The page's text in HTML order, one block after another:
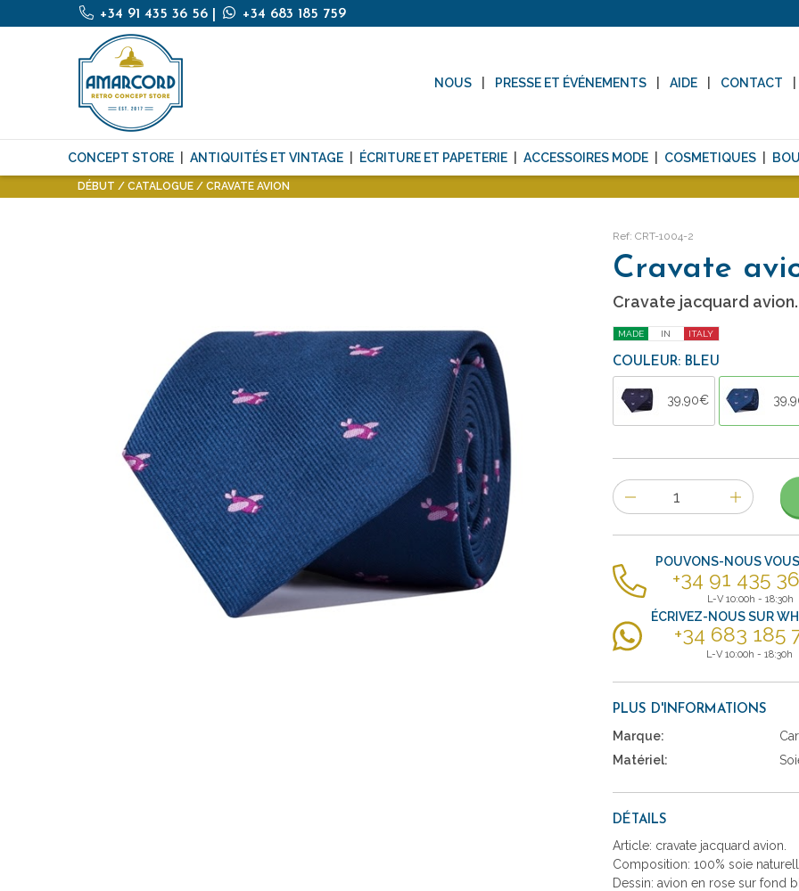
+34 91 435 36 56 +34 683 185 759
NOUS PRESSE ET ÉVÉNEMENTS AIDE CONTACT
CONCEPT STORE ANTIQUITÉS ET VINTAGE ÉCRITURE ET PAPETERIE ACCESSOIRES MODE COSMETIQUES
DÉBUT CATALOGUE CRAVATE AVION
Ref: CRT-1004-2
Cravate
Cravate jacquard avion.
MADE IN ITALY
COULEUR: BLEU
39,90€
Nombre
d'items
POUVONS-NOUS
+34 91 435
L-V 10:00h - 18:30h
ÉCRIVEZ-NOUS SUR
+34 683 185
L-V 10:00h - 18:30h
PLUS D'INFORMATIONS
Marque:
Matériel:
DÉTAILS
Article: cravate jacquard avion.
Composition: 100% soie
Dessin: avion en rose sur fond